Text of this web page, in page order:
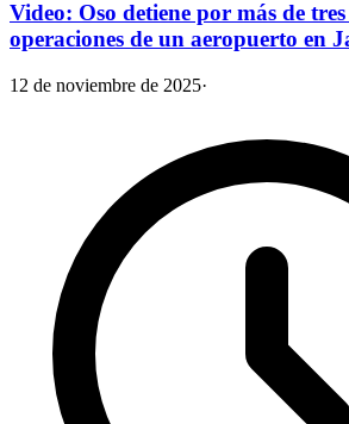
Video: Oso detiene por más de
operaciones de un aeropuerto en
12 de noviembre de 2025·